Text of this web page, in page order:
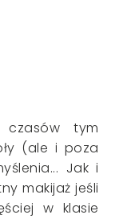
tym
(ale i poza
Jak i
makijaż jeśli
w klasie